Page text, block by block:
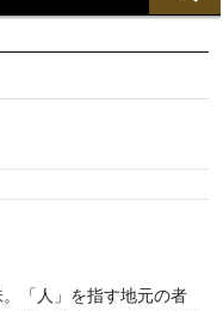
「人」を指す地元の者